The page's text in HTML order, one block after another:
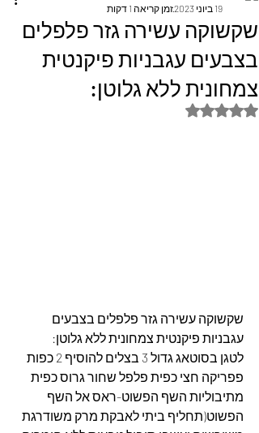
שקשוקה עשירה גזר פלפלים
בצבעים עגבניות פיקנטית
צמחונית ללא גלוטן:
19 ביוני 2023
זמן קריאה 1 דקות
דירוג של NaN מתוך 5 כוכבים
שקשוקה עשירה גזר פלפלים בצבעים
עגבניות פיקנטית צמחונית ללא גלוטן:
לטגן בסוטאג גדול 3 בצלים להוסיף 2 כפות
פפריקה חצי כפית פלפל שחור גרוס כפית
מתיבוליות השף הפשוט-ראס אל השף
הפשוט(תחליף ביתי לאבקת מרק משודרגת